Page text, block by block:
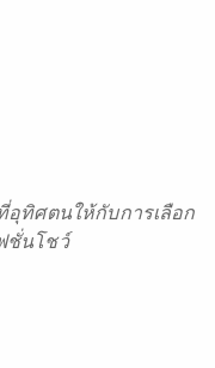
อุทิศตนให้กับการเลือก
ชั่นโชว์